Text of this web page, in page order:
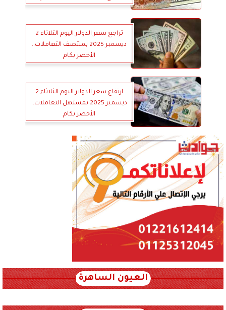
تراجع سعر الدولار اليوم الثلاثاء 2
ديسمبر 2025 بمنتصف التعاملات..
الأخضر بكام
ارتفاع سعر الدولار اليوم الثلاثاء 2
ديسمبر 2025 بمستهل التعاملات..
الأخضر بكام
العيون الساهرة